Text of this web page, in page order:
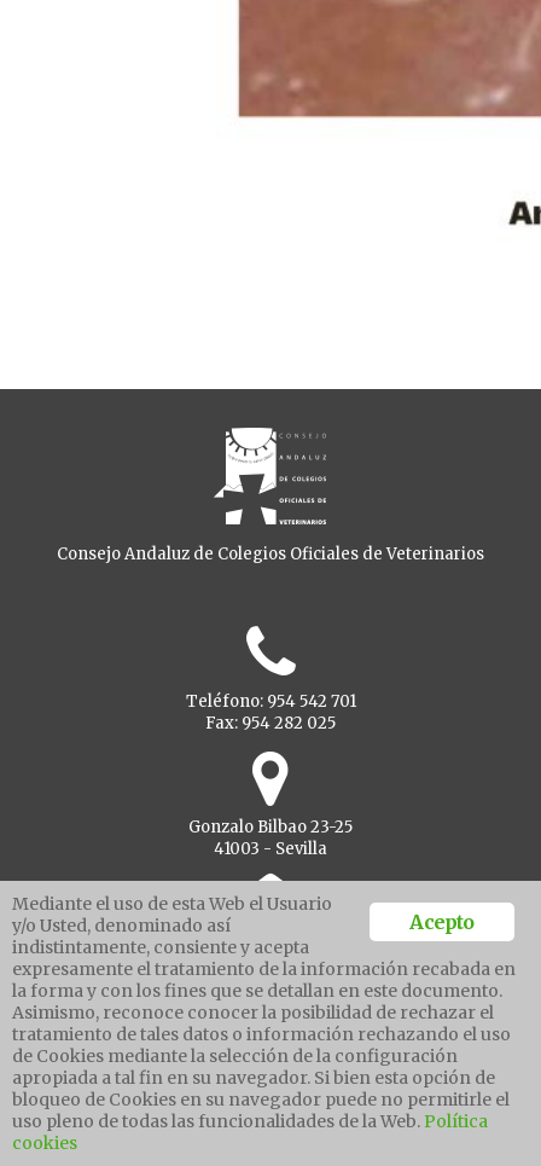
Consejo Andaluz de Colegios Oficiales de Veterinarios
Teléfono: 954 542 701
Fax: 954 282 025
Gonzalo Bilbao 23-25
41003 - Sevilla
Ventanilla unica
Aviso legal
Política de protección de datos
Política cookies
Canal de denuncias
Acepto
Mediante el uso de esta Web el Usuario
y/o Usted, denominado así
indistintamente, consiente y acepta
expresamente el tratamiento de la información recabada en
la forma y con los fines que se detallan en este documento.
Asimismo, reconoce conocer la posibilidad de rechazar el
tratamiento de tales datos o información rechazando el uso
de Cookies mediante la selección de la configuración
apropiada a tal fin en su navegador. Si bien esta opción de
bloqueo de Cookies en su navegador puede no permitirle el
uso pleno de todas las funcionalidades de la Web. Política
cookies